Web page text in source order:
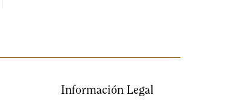
Información Legal